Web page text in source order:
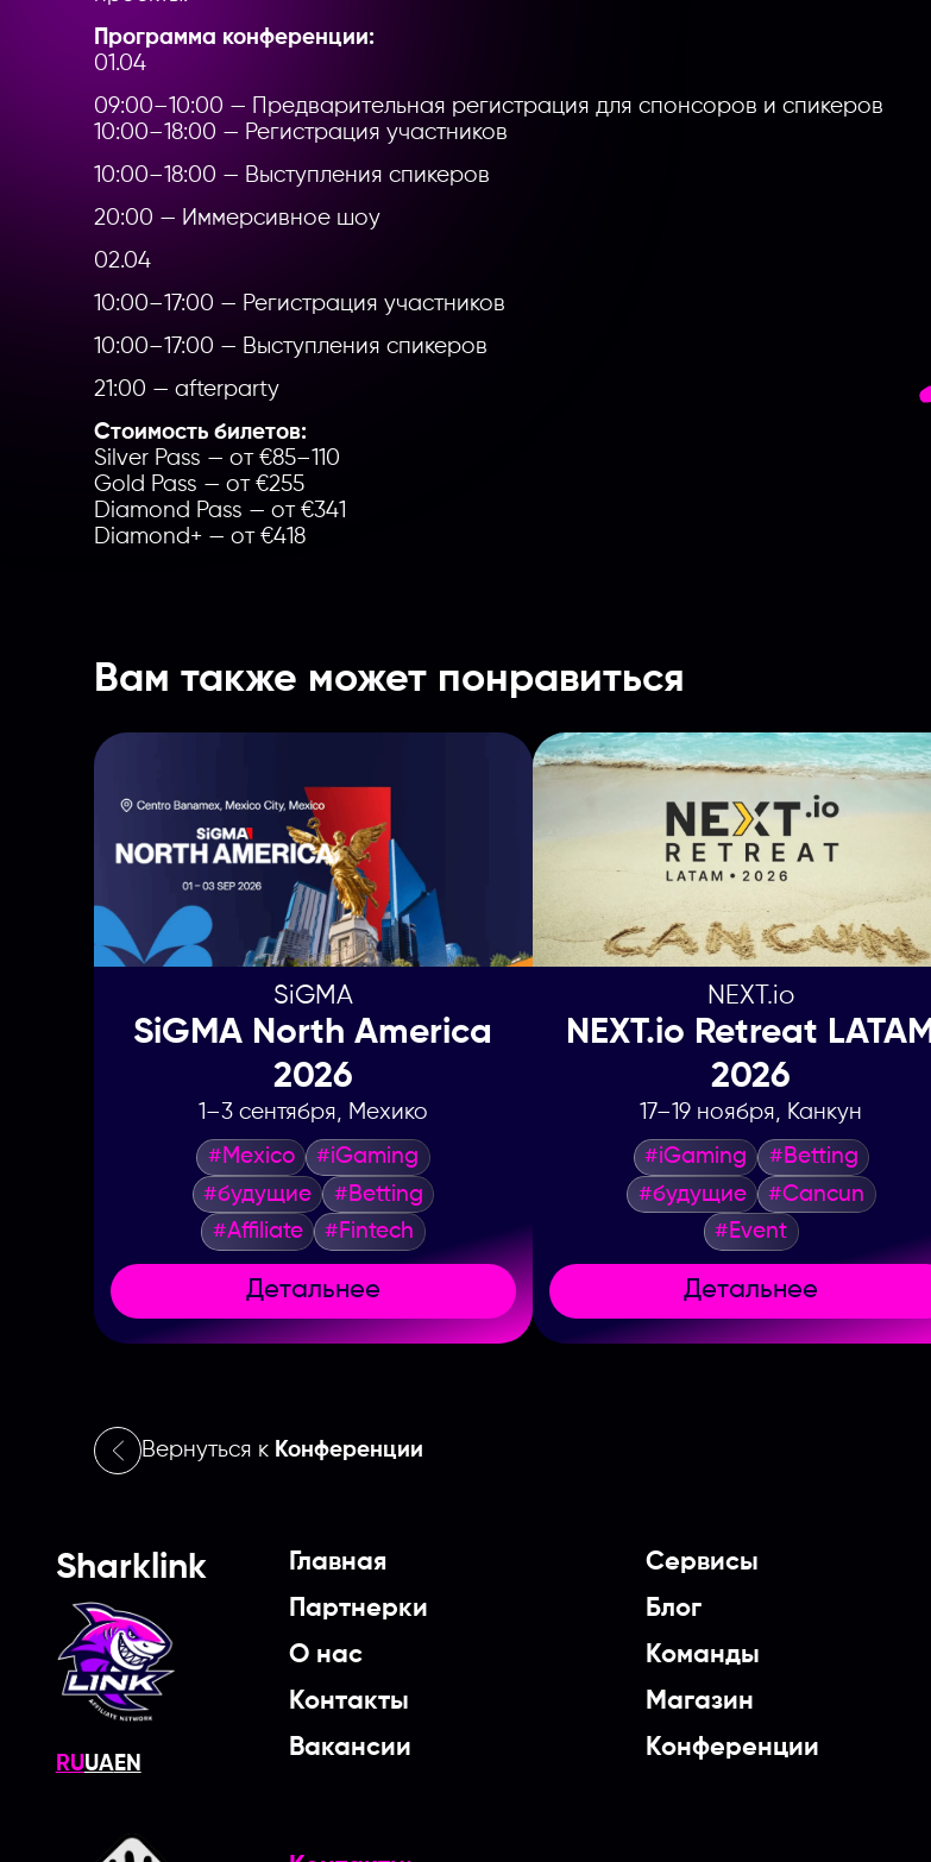
Программа конференции:
01.04
09:00–10:00 — Предварительная регистрация для спонсоров и спикеров
10:00–18:00 — Регистрация участников
10:00–18:00 — Выступления спикеров
20:00 — Иммерсивное шоу
02.04
10:00–17:00 — Регистрация участников
10:00–17:00 — Выступления спикеров
21:00 — afterparty
Стоимость билетов:
Silver Pass — от €85–110
Gold Pass — от €255
Diamond Pass — от €341
Diamond+ — от €418
Вам также может понравиться
SiGMA
SiGMA North America
2026
1–3 сентября, Мехико
#Mexico
#iGaming
#будущие
#Betting
#Affiliate
#Fintech
Детальнее
NEXT.io
NEXT.io Retreat LATAM
2026
17–19 ноября, Канкун
#iGaming
#Betting
#будущие
#Cancun
#Event
Детальнее
Вернуться к Конференции
Sharklink
RUUAEN
Главная
Сервисы
Партнерки
Блог
О нас
Команды
Контакты
Магазин
Вакансии
Конференции